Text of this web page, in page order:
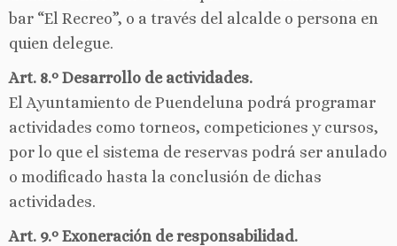
bar “El Recreo”, o a través del alcalde o persona en
quien delegue.
Art. 8.º Desarrollo de actividades.
El Ayuntamiento de Puendeluna podrá programar
actividades como torneos, competiciones y cursos,
por lo que el sistema de reservas podrá ser anulado
o modificado hasta la conclusión de dichas
actividades.
Art. 9.º Exoneración de responsabilidad.